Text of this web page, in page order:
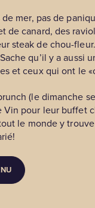
mer, pas de
de canard, des
steak de chou-
qu’il y a aussi
et ceux qui ont le
(le dimanche
Vin pour leur buffet
le monde y